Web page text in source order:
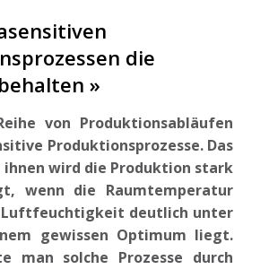
die
»
von Produktionsabläufen
Produktionsprozesse. Das
ihnen wird die Produktion stark
wenn die Raumtemperatur
Luftfeuchtigkeit deutlich unter
gewissen Optimum liegt.
man solche Prozesse durch